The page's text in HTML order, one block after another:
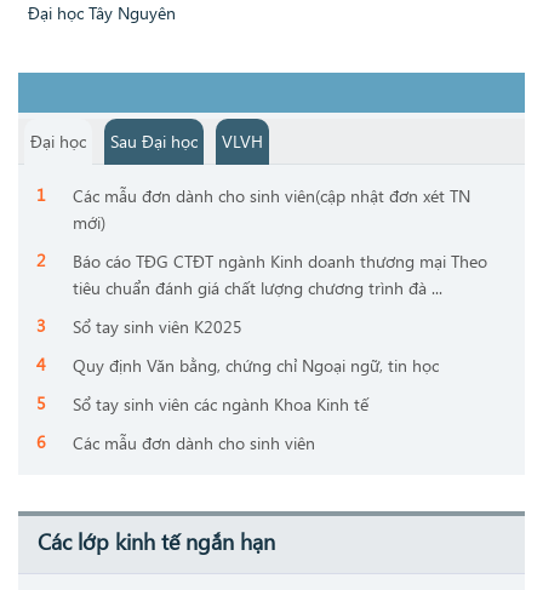
Đại học Tây Nguyên
Đại học Sau Đại học VLVH
Các mẫu đơn dành cho sinh viên(cập nhật đơn xét TN
mới)
Báo cáo TĐG CTĐT ngành Kinh doanh thương mại Theo
tiêu chuẩn đánh giá chất lượng chương trình đà ...
Sổ tay sinh viên K2025
Quy định Văn bằng, chứng chỉ Ngoại ngữ, tin học
Sổ tay sinh viên các ngành Khoa Kinh tế
Các mẫu đơn dành cho sinh viên
Các lớp kinh tế ngắn hạn